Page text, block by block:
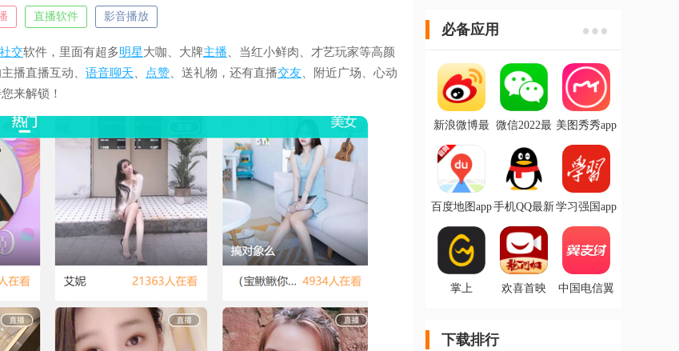
直播软件 影音播放
社交软件，里面有超多明星大咖、大牌主播 、当红小鲜肉、才艺玩家等高颜
播直播互动、 语音聊天 点赞 、送礼物，还有直播交友 、附近广场、心动
来解锁！
必备应用
新浪微博最 微信2022最 美图秀秀app
百度地图app手机QQ最新学习强国app
掌上
欢喜首映
中国电信翼
下载排行